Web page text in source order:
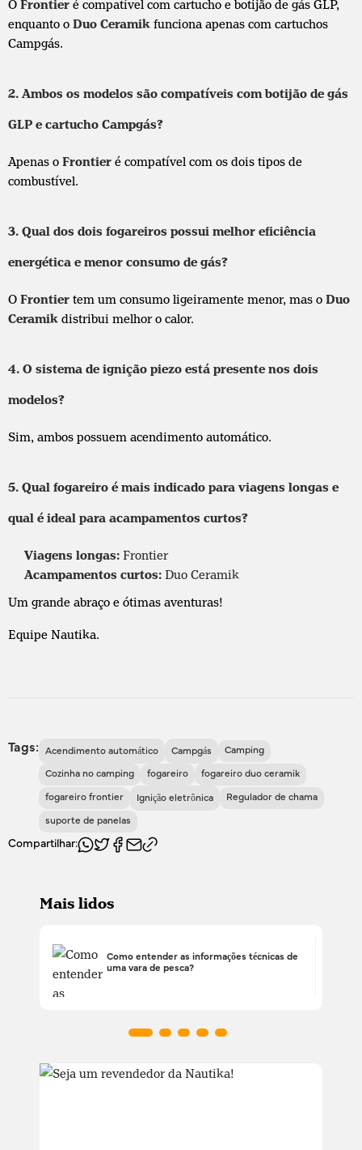
O Frontier é compatível com cartucho e botijão de gás GLP,
enquanto o Duo Ceramik funciona apenas com cartuchos
Campgás.
2. Ambos os modelos são compatíveis com botijão de gás
GLP e cartucho Campgás?
Apenas o Frontier é compatível com os dois tipos de
combustível.
3. Qual dos dois fogareiros possui melhor eficiência
energética e menor consumo de gás?
O Frontier tem um consumo ligeiramente menor, mas o Duo
Ceramik distribui melhor o calor.
4. O sistema de ignição piezo está presente nos dois
modelos?
Sim, ambos possuem acendimento automático.
5. Qual fogareiro é mais indicado para viagens longas e
qual é ideal para acampamentos curtos?
Viagens longas: Frontier
Acampamentos curtos: Duo Ceramik
Um grande abraço e ótimas aventuras!
Equipe Nautika.
Tags: Acendimento automático Campgás Camping
Cozinha no camping fogareiro fogareiro duo ceramik
fogareiro frontier Ignição eletrônica Regulador de chama
suporte de panelas
Compartilhar:
Mais lidos
Como entender as informações técnicas de
uma vara de pesca?